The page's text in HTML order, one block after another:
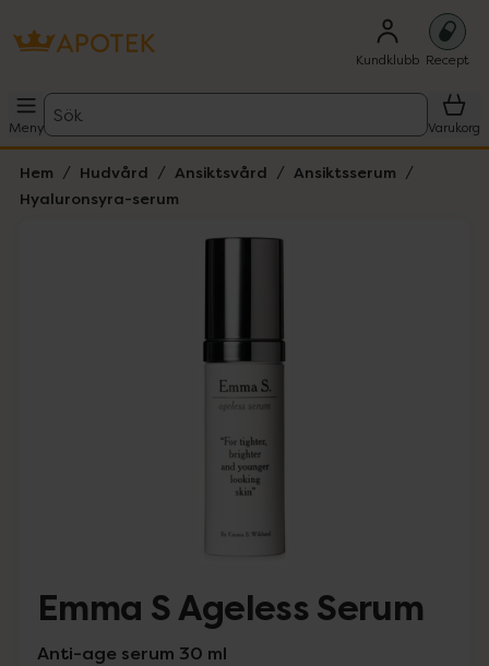
Kundklubb Recept
Meny
Sök
Varukorg
Hem Hudvård Ansiktsvård
Ansiktsserum
Hyaluronsyra-serum
Emma S Ageless Serum
Anti-age serum 30 ml